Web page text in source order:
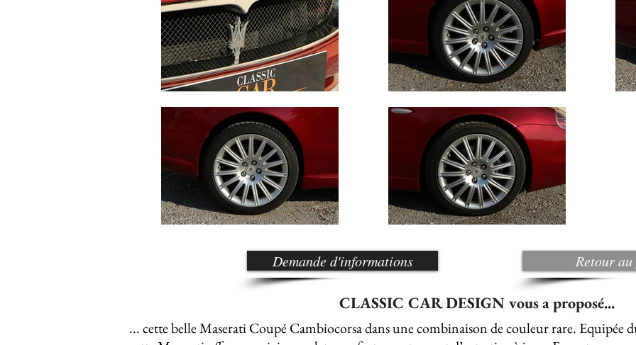
Demande d'informations Retour
CLASSIC CAR DESIGN vous a proposé...
... cette belle Maserati Coupé Cambiocorsa dans une combinaison de couleur rare. Equipée